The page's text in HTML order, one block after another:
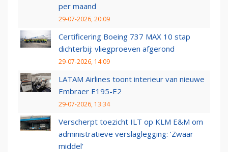
per maand
29-07-2026, 20:09
Certificering Boeing 737 MAX 10 stap
dichterbij: vliegproeven afgerond
29-07-2026, 14:09
LATAM Airlines toont interieur van nieuwe
Embraer E195-E2
29-07-2026, 13:34
Verscherpt toezicht ILT op KLM E&M om
administratieve verslaglegging: ‘Zwaar
middel’